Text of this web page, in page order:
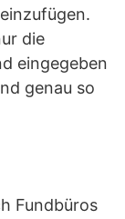
die
eingegeben
genau so
Fundbüros